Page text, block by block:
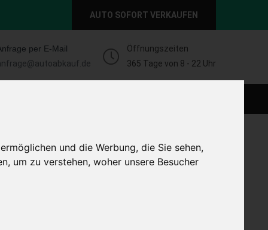
und die Werbung, die Sie sehen,
um zu verstehen, woher unsere Besucher
AUTO SOFORT VERKAUFEN
per E-Mail
Öffnungszeiten
365 Tage von 8 - 22 Uhr